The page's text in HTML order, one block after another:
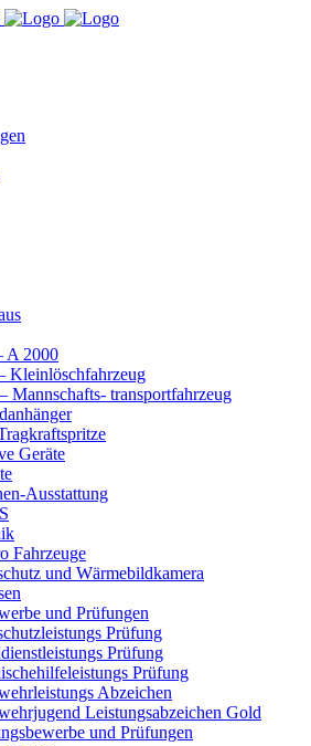
A 2000
Kleinlöschfahrzeug
Mannschafts- transportfahrzeug
Geräte
Ausstattung
Fahrzeuge
und Wärmebildkamera
und Prüfungen
Prüfung
Prüfung
Prüfung
Abzeichen
Leistungsabzeichen Gold
und Prüfungen